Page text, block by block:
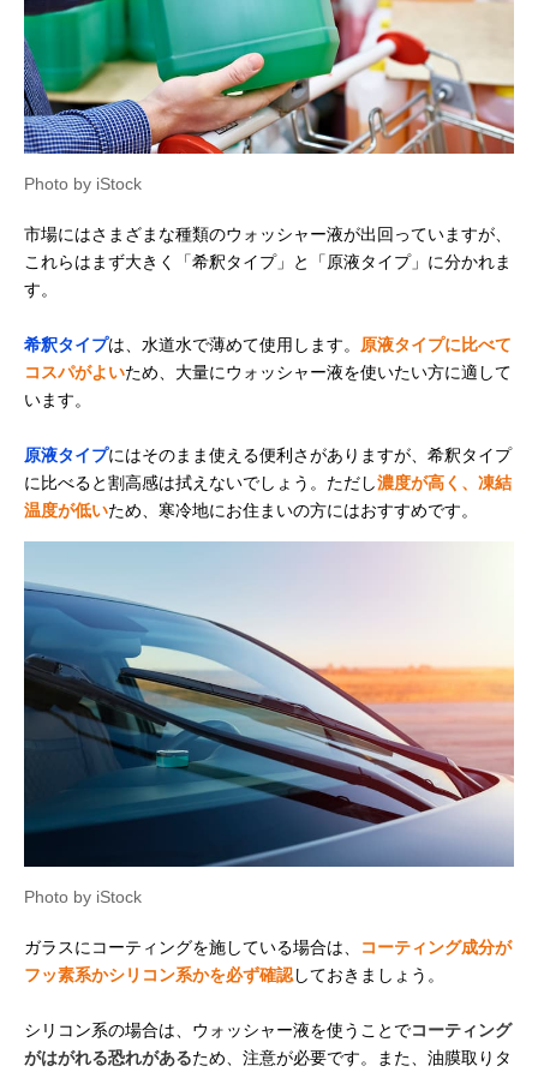
Photo by iStock
市場にはさまざまな種類のウォッシャー液が出回っていますが、
これらはまず大きく「希釈タイプ」と「原液タイプ」に分かれま
す。
希釈タイプは、水道水で薄めて使用します。 原液タイプに比べて
コスパがよいため、大量にウォッシャー液を使いたい方に適して
います。
原液タイプにはそのまま使える便利さがありますが、希釈タイプ
に比べると割高感は拭えないでしょう。ただし濃度が高く、凍結
温度が低いため、寒冷地にお住まいの方にはおすすめです。
Photo by iStock
ガラスにコーティングを施している場合は、
コーティング成分が
フッ素系かシリコン系かを必ず確認しておきましょう。
シリコン系の場合は、ウォッシャー液を使うことでコーティング
がはがれる恐れがあるため、注意が必要です。また、油膜取りタ